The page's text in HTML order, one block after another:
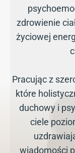
zdrowienie
życiowej
Pracując z
które
duchowy i
ciele
wiadomości